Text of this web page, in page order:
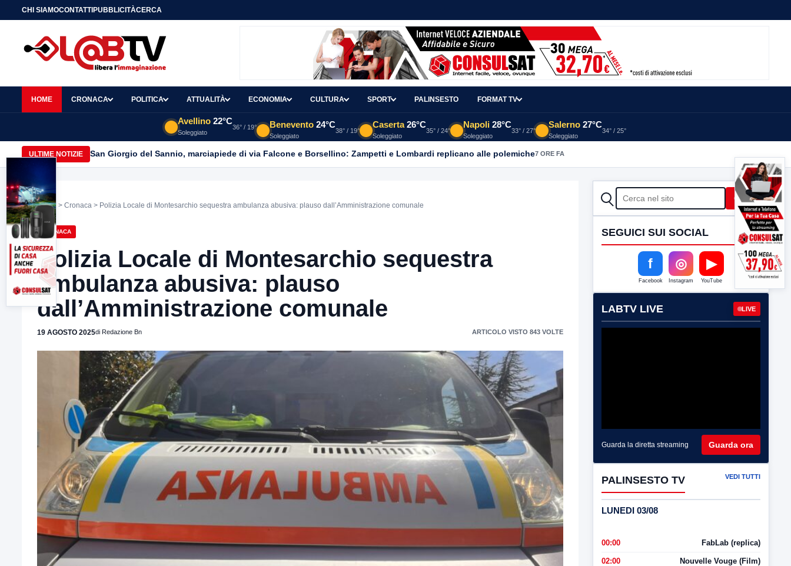
CHI SIAMOCONTATTIPUBBLICITÀCERCA
HOME CRONACA POLITICA ATTUALITÀ ECONOMIA CULTURA SPORT PALINSESTO FORMAT TV
Avellino 22°C
Soleggiato
36° / 19° Benevento 24°C
Soleggiato
38° / 19°
Caserta 26°C
Soleggiato
35° / 24°
Napoli 28°C
Soleggiato
33° / 27°
Salerno 27°C
Soleggiato
34° / 25°
ULTIME NOTIZIE San Giorgio del Sannio, marciapiede di via Falcone e Borsellino: Zampetti e Lombardi replicano alle polemiche7 ORE FA
Home > Cronaca > Polizia Locale di Montesarchio sequestra ambulanza abusiva: plauso dall’Amministrazione comunale
CRONACA
Polizia Locale di Montesarchio sequestra
ambulanza abusiva: plauso
dall’Amministrazione comunale
19 AGOSTO 2025di Redazione Bn ARTICOLO VISTO 843 VOLTE
CERCA Cerca
SEGUICI SUI SOCIAL
f
Facebook
◎
Instagram
▶
YouTube
LABTV LIVE LIVE
Guarda la diretta streaming Guarda ora
PALINSESTO TV VEDI TUTTI
LUNEDI 03/08
00:00 FabLab (replica)
02:00 Nouvelle Vouge (Film)